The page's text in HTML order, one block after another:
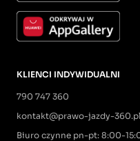
KLIENCI INDYWIDUALNI
790 747 360
kontakt@prawo-jazdy-360.pl
Biuro czynne pn-pt: 8:00-